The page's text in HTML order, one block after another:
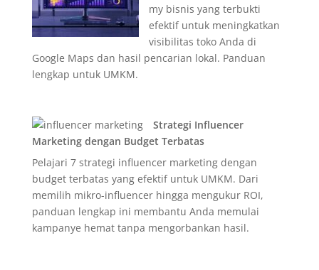
my bisnis yang terbukti
efektif untuk meningkatkan
visibilitas toko Anda di
Google Maps dan hasil pencarian lokal. Panduan
lengkap untuk UMKM.
Strategi Influencer
Marketing dengan Budget Terbatas
Pelajari 7 strategi influencer marketing dengan
budget terbatas yang efektif untuk UMKM. Dari
memilih mikro-influencer hingga mengukur ROI,
panduan lengkap ini membantu Anda memulai
kampanye hemat tanpa mengorbankan hasil.